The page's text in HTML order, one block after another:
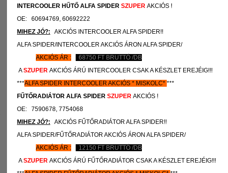
INTERCOOLER HŰTŐ ALFA SPIDER SZUPER AKCIÓS !
OE: 60694769, 60692222
MIHEZ JÓ?: AKCIÓS INTERCOOLER ALFA SPIDER!!
ALFA SPIDER/INTERCOOLER AKCIÓS ÁRON ALFA SPIDER/
AKCIÓS ÁR :
68750 FT BRUTTÓ /DB
ASZUPER AKCIÓS ÁRÚ INTERCOOLER CSAK A KÉSZLET EREJÉIG!!!
***ALFA SPIDER INTERCOOLER AKCIÓS * MISKOLC* ***
FŰTŐRADIÁTOR ALFA SPIDER SZUPER AKCIÓS !
OE: 7590678, 7754068
MIHEZ JÓ?: AKCIÓS FŰTŐRADIÁTOR ALFA SPIDER!!
ALFA SPIDER/FŰTŐRADIÁTOR AKCIÓS ÁRON ALFA SPIDER/
AKCIÓS ÁR :
12150 FT BRUTTÓ /DB
ASZUPER AKCIÓS ÁRÚ FŰTŐRADIÁTOR CSAK A KÉSZLET EREJÉIG!!!